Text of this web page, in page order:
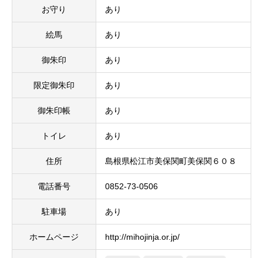
お守り あり
絵馬 あり
御朱印 あり
限定御朱印 あり
御朱印帳 あり
トイレ あり
住所 島根県松江市美保関町美保関６０８
電話番号 0852-73-0506
駐車場 あり
ホームページ http://mihojinja.or.jp/